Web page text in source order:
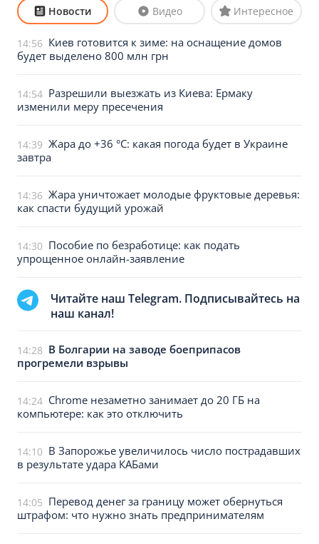
Новости Видео Интересное
14:56 Киев готовится к зиме: на оснащение домов
будет выделено 800 млн грн
14:54 Разрешили выезжать из Киева: Ермаку
изменили меру пресечения
14:39 Жара до +36 °С: какая погода будет в Украине
завтра
14:36 Жара уничтожает молодые фруктовые деревья:
как спасти будущий урожай
14:30 Пособие по безработице: как подать
упрощенное онлайн-заявление
Читайте наш Telegram. Подписывайтесь на
наш канал!
14:28 В Болгарии на заводе боеприпасов
прогремели взрывы
14:24 Chrome незаметно занимает до 20 ГБ на
компьютере: как это отключить
14:10 В Запорожье увеличилось число пострадавших
в результате удара КАБами
14:05 Перевод денег за границу может обернуться
штрафом: что нужно знать предпринимателям